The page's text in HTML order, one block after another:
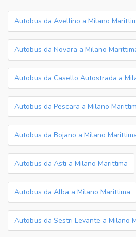
Autobus da Avellino a Milano
Autobus da Novara a Milano
Autobus da Casello Autostrada a
Autobus da Pescara a Milano
Autobus da Bojano a Milano
Autobus da Asti a Milano Marittima
Autobus da Alba a Milano Marittima
Autobus da Sestri Levante a Milano